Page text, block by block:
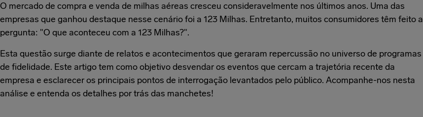
O mercado de compra e venda de milhas aéreas cresceu consideravelmente nos últimos anos. Uma das
empresas que ganhou destaque nesse cenário foi a 123 Milhas. Entretanto, muitos consumidores têm feito a
pergunta: "O que aconteceu com a 123 Milhas?".
Esta questão surge diante de relatos e acontecimentos que geraram repercussão no universo de programas
de fidelidade. Este artigo tem como objetivo desvendar os eventos que cercam a trajetória recente da
empresa e esclarecer os principais pontos de interrogação levantados pelo público. Acompanhe-nos nesta
análise e entenda os detalhes por trás das manchetes!